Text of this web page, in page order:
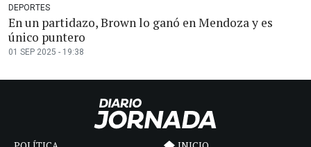
DEPORTES
En un partidazo, Brown lo ganó en Mendoza y es
único puntero
01 SEP 2025 - 19:38